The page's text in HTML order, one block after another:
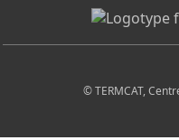
© TERMCAT,